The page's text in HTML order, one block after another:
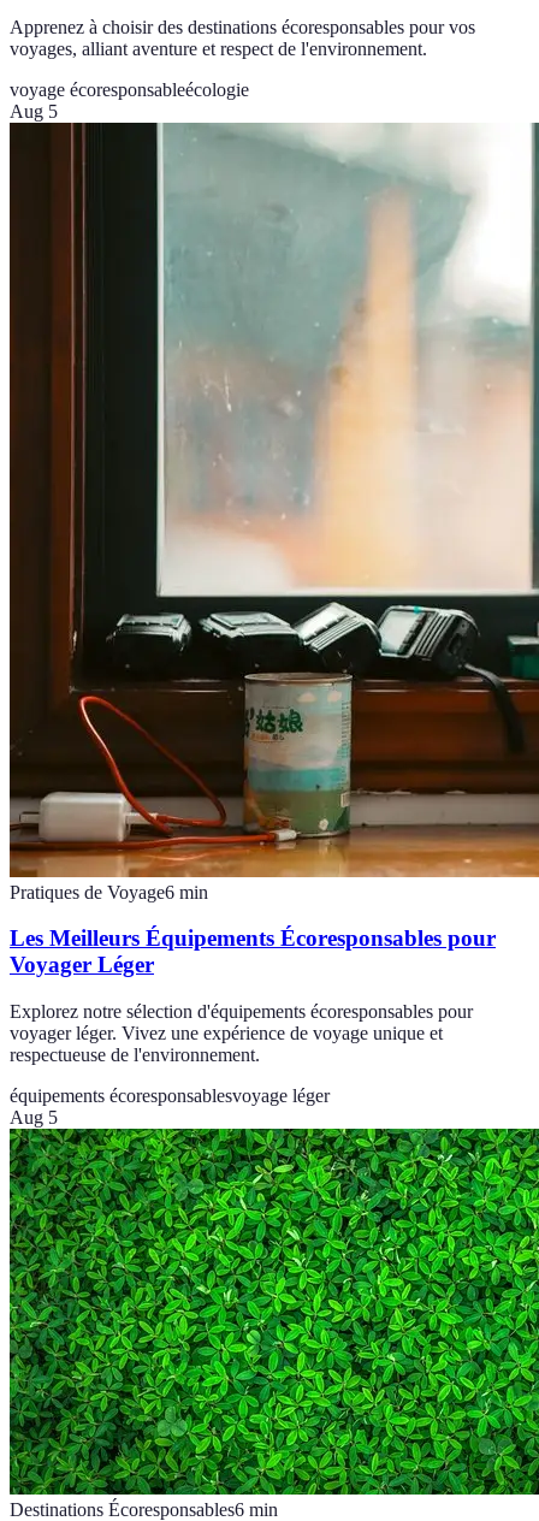
Apprenez à choisir des destinations écoresponsables pour vos
voyages, alliant aventure et respect de l'environnement.
voyage écoresponsableécologie
Aug 5
Pratiques de Voyage6 min
Les Meilleurs Équipements Écoresponsables pour
Voyager Léger
Explorez notre sélection d'équipements écoresponsables pour
voyager léger. Vivez une expérience de voyage unique et
respectueuse de l'environnement.
équipements écoresponsablesvoyage léger
Aug 5
Destinations Écoresponsables6 min